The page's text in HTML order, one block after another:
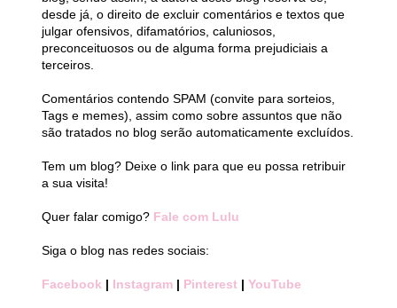
desde já, o direito de excluir comentários e textos que
julgar ofensivos, difamatórios, caluniosos,
preconceituosos ou de alguma forma prejudiciais a
terceiros.
Comentários contendo SPAM (convite para sorteios,
Tags e memes), assim como sobre assuntos que não
são tratados no blog serão automaticamente excluídos.
Tem um blog? Deixe o link para que eu possa retribuir
a sua visita!
Quer falar comigo? Fale com Lulu
Siga o blog nas redes sociais:
Facebook | Instagram | Pinterest | YouTube